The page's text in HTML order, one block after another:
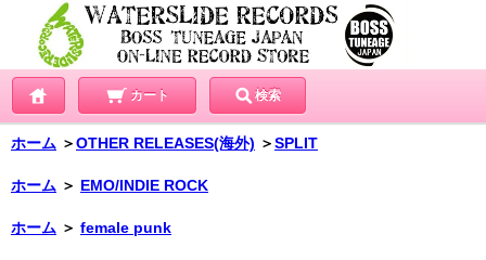
カート 検索
ホーム ＞OTHER RELEASES(海外) ＞SPLIT
ホーム ＞ EMO/INDIE ROCK
ホーム ＞ female punk